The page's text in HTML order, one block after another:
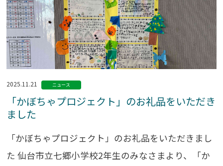
2025.11.21 ニュース
「かぼちゃプロジェクト」のお礼品をいただき
ました
「かぼちゃプロジェクト」のお礼品をいただきまし
た 仙台市立七郷小学校2年生のみなさまより、「か